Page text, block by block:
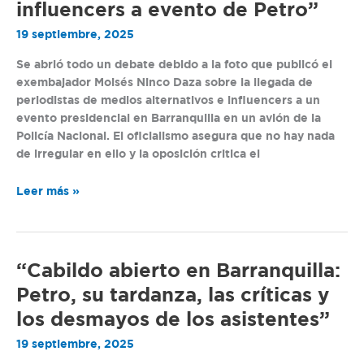
influencers a evento de Petro”
19 septiembre, 2025
Se abrió todo un debate debido a la foto que publicó el
exembajador Moisés Ninco Daza sobre la llegada de
periodistas de medios alternativos e influencers a un
evento presidencial en Barranquilla en un avión de la
Policía Nacional. El oficialismo asegura que no hay nada
de irregular en ello y la oposición critica el
por
uso
avión
de
la
Policía
para
transportar
Leer más »
“Cabildo abierto en Barranquilla:
Petro, su tardanza, las críticas y
los desmayos de los asistentes”
19 septiembre, 2025
“Cabildo
abierto
en
Barranquilla:
Petro,